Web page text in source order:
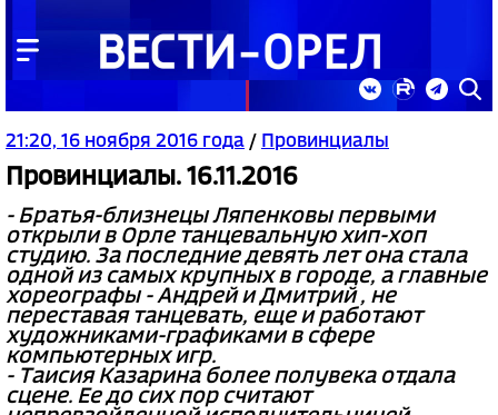
21:20, 16 ноября 2016 года / Провинциалы
Провинциалы. 16.11.2016
- Братья-близнецы Ляпенковы первыми
открыли в Орле танцевальную хип-хоп
студию. За последние девять лет она стала
одной из самых крупных в городе, а главные
хореографы - Андрей и Дмитрий , не
переставая танцевать, еще и работают
художниками-графиками в сфере
компьютерных игр.
- Таисия Казарина более полувека отдала
сцене. Ее до сих пор считают